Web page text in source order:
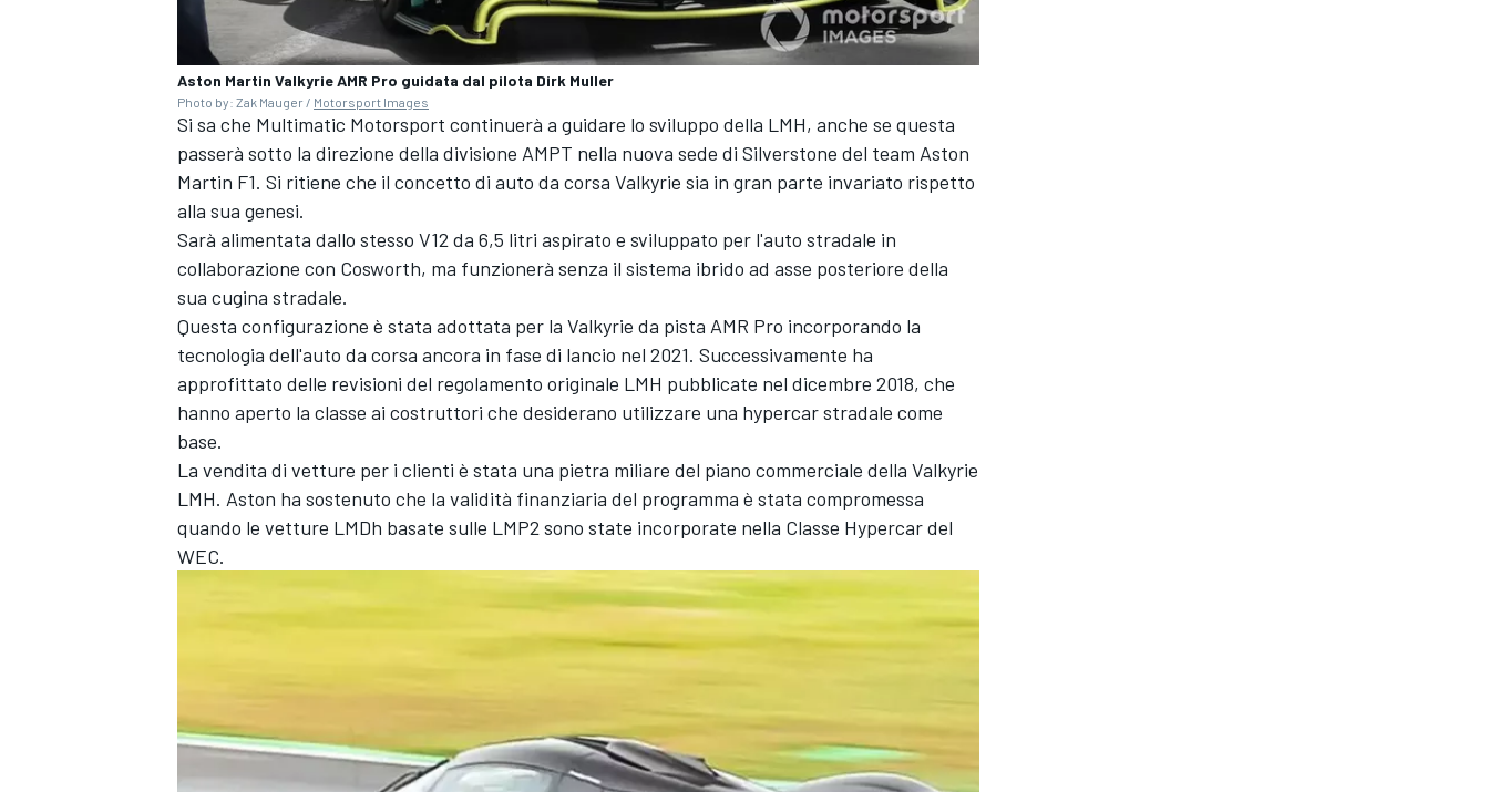
RALLY
Aston Martin Valkyrie AMR Pro guidata dal pilota Dirk Muller
Photo by: Zak Mauger / Motorsport Images
Si sa che Multimatic Motorsport continuerà a guidare lo sviluppo della LMH, anche se questa
passerà sotto la direzione della divisione AMPT nella nuova sede di Silverstone del team Aston
Martin F1. Si ritiene che il concetto di auto da corsa Valkyrie sia in gran parte invariato rispetto
alla sua genesi.
Sarà alimentata dallo stesso V12 da 6,5 litri aspirato e sviluppato per l'auto stradale in
collaborazione con Cosworth, ma funzionerà senza il sistema ibrido ad asse posteriore della
sua cugina stradale.
Questa configurazione è stata adottata per la Valkyrie da pista AMR Pro incorporando la
tecnologia dell'auto da corsa ancora in fase di lancio nel 2021. Successivamente ha
approfittato delle revisioni del regolamento originale LMH pubblicate nel dicembre 2018, che
hanno aperto la classe ai costruttori che desiderano utilizzare una hypercar stradale come
base.
La vendita di vetture per i clienti è stata una pietra miliare del piano commerciale della Valkyrie
LMH. Aston ha sostenuto che la validità finanziaria del programma è stata compromessa
quando le vetture LMDh basate sulle LMP2 sono state incorporate nella Classe Hypercar del
WEC.